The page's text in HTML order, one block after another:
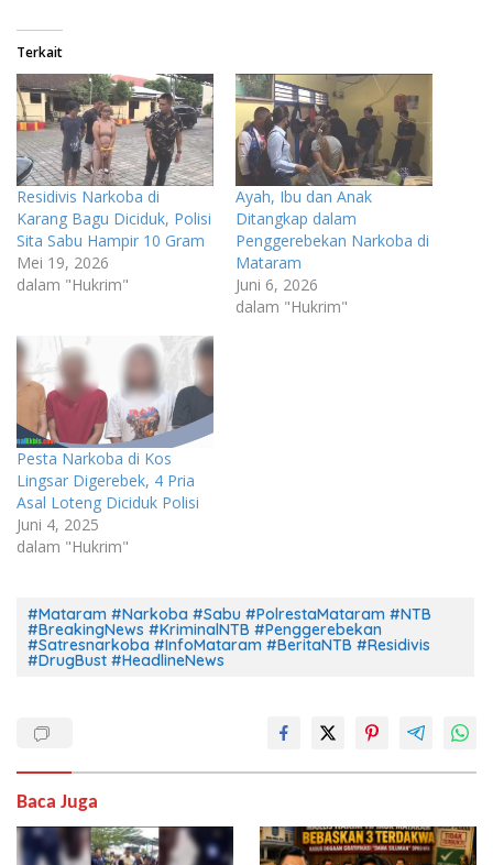
Terkait
Residivis Narkoba di
Karang Bagu Diciduk, Polisi
Sita Sabu Hampir 10 Gram
Mei 19, 2026
dalam "Hukrim"
Ayah, Ibu dan Anak
Ditangkap dalam
Penggerebekan Narkoba di
Mataram
Juni 6, 2026
dalam "Hukrim"
Pesta Narkoba di Kos
Lingsar Digerebek, 4 Pria
Asal Loteng Diciduk Polisi
Juni 4, 2025
dalam "Hukrim"
#Mataram #Narkoba #Sabu #PolrestaMataram #NTB
#BreakingNews #KriminalNTB #Penggerebekan
#Satresnarkoba #InfoMataram #BeritaNTB #Residivis
#DrugBust #HeadlineNews
Baca Juga